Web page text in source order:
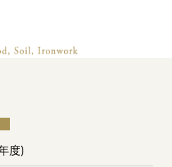
度)